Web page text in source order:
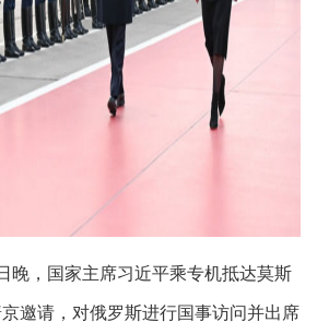
晚，国家主席习近平乘专机抵达莫斯
邀请，对俄罗斯进行国事访问并出席